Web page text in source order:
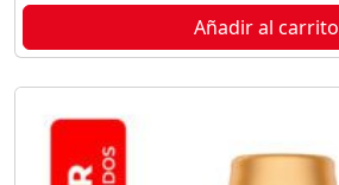
Añadir al carrito